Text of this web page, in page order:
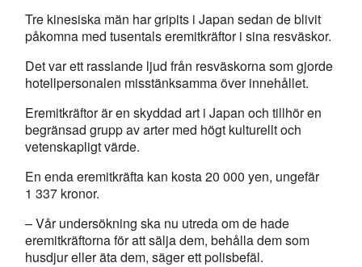
Tre kinesiska män har gripits i Japan sedan de blivit
påkomna med tusentals eremitkräftor i sina resväskor.
Det var ett rasslande ljud från resväskorna som gjorde
hotellpersonalen misstänksamma över innehållet.
Eremitkräftor är en skyddad art i Japan och tillhör en
begränsad grupp av arter med högt kulturellt och
vetenskapligt värde.
En enda eremitkräfta kan kosta 20 000 yen, ungefär
1 337 kronor.
– Vår undersökning ska nu utreda om de hade
eremitkräftorna för att sälja dem, behålla dem som
husdjur eller äta dem, säger ett polisbefäl.